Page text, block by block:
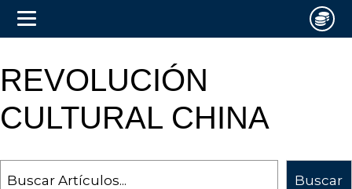
REVOLUCIÓN
CULTURAL CHINA
Buscar